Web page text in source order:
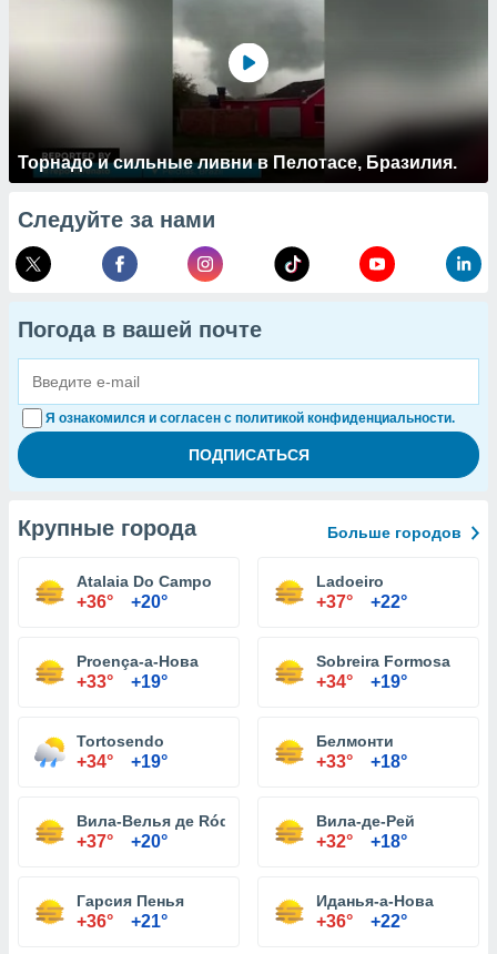
Торнадо и сильные ливни в Пелотасе, Бразилия.
Следуйте за нами
Погода в вашей почте
Я ознакомился и согласен с политикой конфиденциальности.
Крупные города Больше городов
Atalaia Do Campo
+36° +20°
Ladoeiro
+37° +22°
Proença-а-Нова
+33° +19°
Sobreira Formosa
+34° +19°
Tortosendo
+34° +19°
Белмонти
+33° +18°
Вила-Велья де Ródão
+37° +20°
Вила-де-Рей
+32° +18°
Гарсия Пенья
+36° +21°
Иданья-а-Нова
+36° +22°